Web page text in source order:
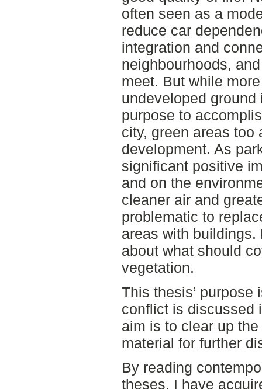
often seen as a
reduce car
integration and
neighbourhoods,
meet. But while
undeveloped
purpose to
city, green areas too
development. As
significant positive
and on the
cleaner air and
problematic to
areas with
about what should
vegetation.
This thesis’
conflict is discussed
aim is to clear up
material for further
By reading
theses, I have